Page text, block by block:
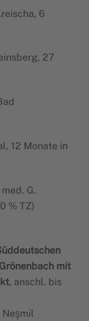
6
27
12 Monate in
G.
% TZ)
mit
, anschl. bis